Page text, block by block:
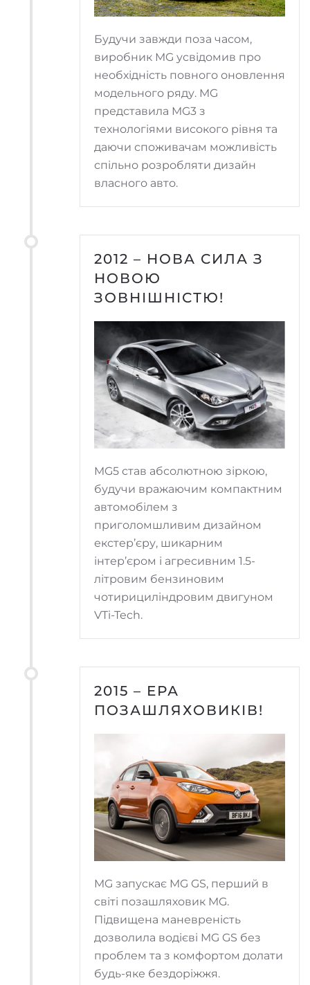
Будучи завжди поза часом,
виробник MG усвідомив про
необхідність повного оновлення
модельного ряду. MG
представила MG3 з
технологіями високого рівня та
даючи споживачам можливість
спільно розробляти дизайн
власного авто.
2012 – НОВА СИЛА З
НОВОЮ
ЗОВНІШНІСТЮ!
MG5 став абсолютною зіркою,
будучи вражаючим компактним
автомобілем з
приголомшливим дизайном
екстер’єру, шикарним
інтер’єром і агресивним 1.5-
літровим бензиновим
чотирициліндровим двигуном
VTi-Tech.
2015 – ЕРА
ПОЗАШЛЯХОВИКІВ!
MG запускає MG GS, перший в
світі позашляховик MG.
Підвищена маневреність
дозволила водієві MG GS без
проблем та з комфортом долати
будь-яке бездоріжжя.